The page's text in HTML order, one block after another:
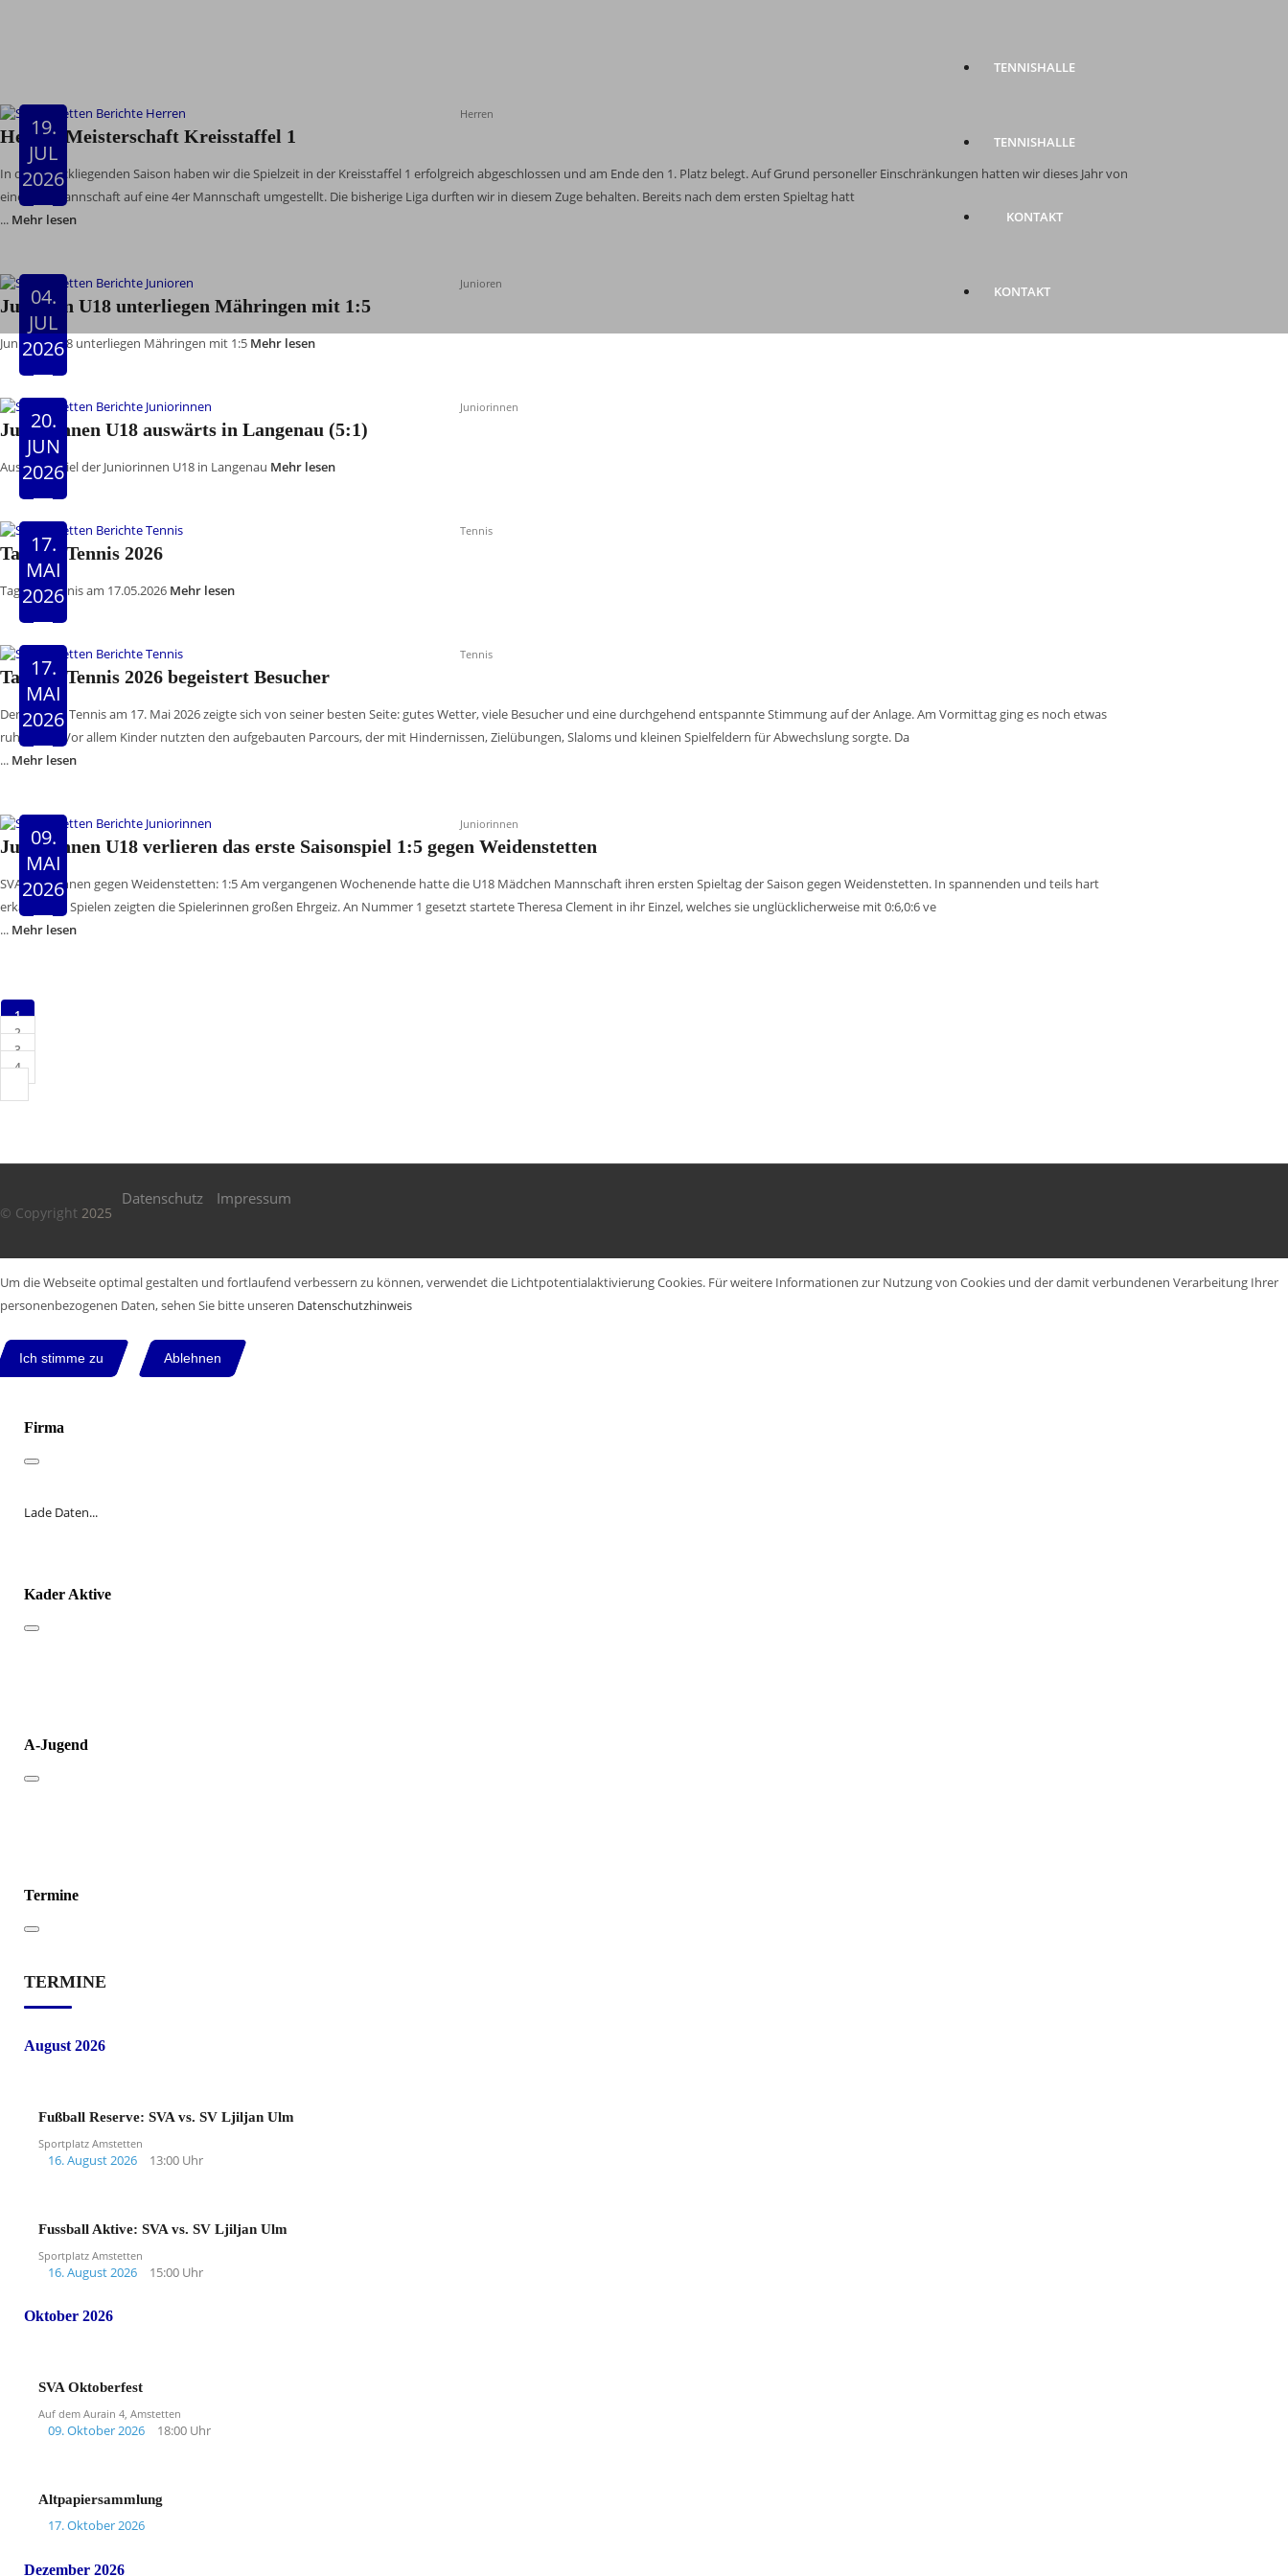
TENNISHALLE
TENNISHALLE
KONTAKT
KONTAKT
Herren
Herren Meisterschaft Kreisstaffel 1
19.
JUL
2026
In der zurückliegenden Saison haben wir die Spielzeit in der Kreisstaffel 1 erfolgreich abgeschlossen und am Ende den 1. Platz belegt. Auf Grund personeller Einschränkungen hatten wir dieses Jahr von
einer 6er Mannschaft auf eine 4er Mannschaft umgestellt. Die bisherige Liga durften wir in diesem Zuge behalten. Bereits nach dem ersten Spieltag hatt
... Mehr lesen
Junioren
Junioren U18 unterliegen Mähringen mit 1:5
04.
JUL
2026
Junioren U18 unterliegen Mähringen mit 1:5 Mehr lesen
Juniorinnen
Juniorinnen U18 auswärts in Langenau (5:1)
20.
JUN
2026
Auswärtsspiel der Juniorinnen U18 in Langenau Mehr lesen
Tennis
Tag des Tennis 2026
17.
MAI
2026
Tag des Tennis am 17.05.2026 Mehr lesen
Tennis
Tag des Tennis 2026 begeistert Besucher
17.
MAI
2026
Der Tag des Tennis am 17. Mai 2026 zeigte sich von seiner besten Seite: gutes Wetter, viele Besucher und eine durchgehend entspannte Stimmung auf der Anlage. Am Vormittag ging es noch etwas
ruhiger zu. Vor allem Kinder nutzten den aufgebauten Parcours, der mit Hindernissen, Zielübungen, Slaloms und kleinen Spielfeldern für Abwechslung sorgte. Da
... Mehr lesen
Juniorinnen
Juniorinnen U18 verlieren das erste Saisonspiel 1:5 gegen Weidenstetten
09.
MAI
2026
SVA Juniorinnen gegen Weidenstetten: 1:5 Am vergangenen Wochenende hatte die U18 Mädchen Mannschaft ihren ersten Spieltag der Saison gegen Weidenstetten. In spannenden und teils hart
erkämpften Spielen zeigten die Spielerinnen großen Ehrgeiz. An Nummer 1 gesetzt startete Theresa Clement in ihr Einzel, welches sie unglücklicherweise mit 0:6,0:6 ve
... Mehr lesen
1
2
3
4
© Copyright 2025
Datenschutz Impressum
Um die Webseite optimal gestalten und fortlaufend verbessern zu können, verwendet die Lichtpotentialaktivierung Cookies. Für weitere Informationen zur Nutzung von Cookies und der damit verbundenen Verarbeitung Ihrer
personenbezogenen Daten, sehen Sie bitte unseren Datenschutzhinweis
Ich stimme zu Ablehnen
Firma
Lade Daten...
Kader Aktive
A-Jugend
Termine
TERMINE
August 2026
Fußball Reserve: SVA vs. SV Ljiljan Ulm
Sportplatz Amstetten
16. August 2026 13:00 Uhr
Fussball Aktive: SVA vs. SV Ljiljan Ulm
Sportplatz Amstetten
16. August 2026 15:00 Uhr
Oktober 2026
SVA Oktoberfest
Auf dem Aurain 4, Amstetten
09. Oktober 2026 18:00 Uhr
Altpapiersammlung
17. Oktober 2026
Dezember 2026